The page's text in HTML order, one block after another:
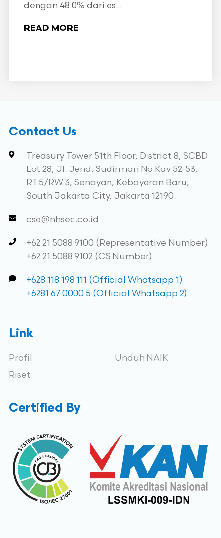
dengan 48.0% dari es...
READ MORE
Contact Us
Treasury Tower 51th Floor, District 8, SCBD
Lot 28, Jl. Jend. Sudirman No.Kav 52-53,
RT.5/RW.3, Senayan, Kebayoran Baru,
South Jakarta City, Jakarta 12190
cso@nhsec.co.id
+62 21 5088 9100 (Representative Number)
+62 21 5088 9102 (CS Number)
+628 118 198 111 (Official Whatsapp 1)
+6281 67 0000 5 (Official Whatsapp 2)
Link
Profil
Riset
Unduh NAIK
Certified By